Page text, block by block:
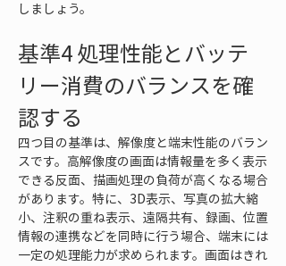
しましょう。
基準4 処理性能とバッテ
リー消費のバランスを確
認する
四つ目の基準は、解像度と端末性能のバラン
スです。高解像度の画面は情報量を多く表示
できる反面、描画処理の負荷が高くなる場合
があります。特に、3D表示、写真の拡大縮
小、注釈の重ね表示、遠隔共有、録画、位置
情報の連携などを同時に行う場合、端末には
一定の処理能力が求められます。画面はきれ